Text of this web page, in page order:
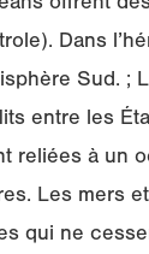
offrent
Dans
Sud. ;
entre les
reliées à un
Les mers
qui ne